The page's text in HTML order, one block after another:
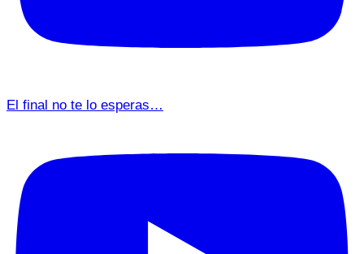
El final no te lo esperas…